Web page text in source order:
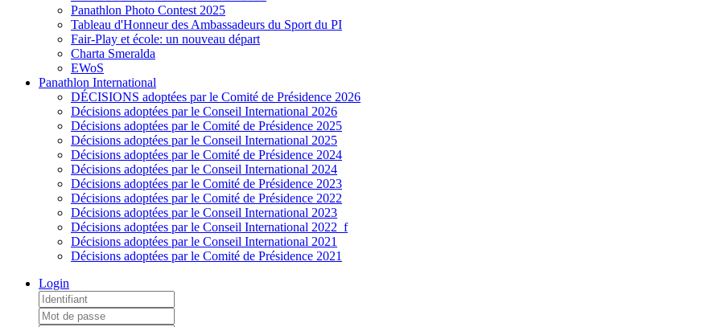
Panathlon Photo Contest 2025
Tableau d'Honneur des Ambassadeurs du Sport du PI
Fair-Play et école: un nouveau départ
Charta Smeralda
EWoS
Panathlon International
DÉCISIONS adoptées par le Comité de Présidence 2026
Décisions adoptées par le Conseil International 2026
Décisions adoptées par le Comité de Présidence 2025
Décisions adoptées par le Conseil International 2025
Décisions adoptées par le Comité de Présidence 2024
Décisions adoptées par le Conseil International 2024
Décisions adoptées par le Comité de Présidence 2023
Décisions adoptées par le Comité de Présidence 2022
Décisions adoptées par le Conseil International 2023
Décisions adoptées par le Conseil International 2022_f
Décisions adoptées par le Conseil International 2021
Décisions adoptées par le Comité de Présidence 2021
Login